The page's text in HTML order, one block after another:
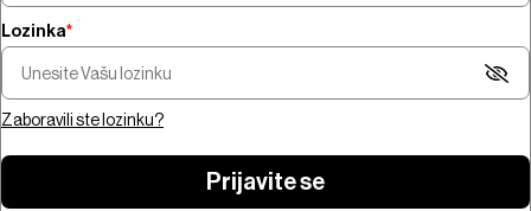
na berzama?
Lozinka*
Zaboravili ste lozinku?
Prijavite se